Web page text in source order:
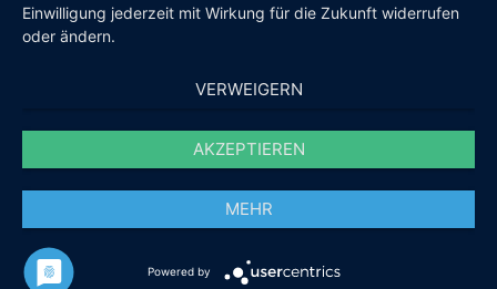
Einwilligung jederzeit mit Wirkung für die Zukunft widerrufen
oder ändern.
VERWEIGERN
AKZEPTIEREN
MEHR
Powered by